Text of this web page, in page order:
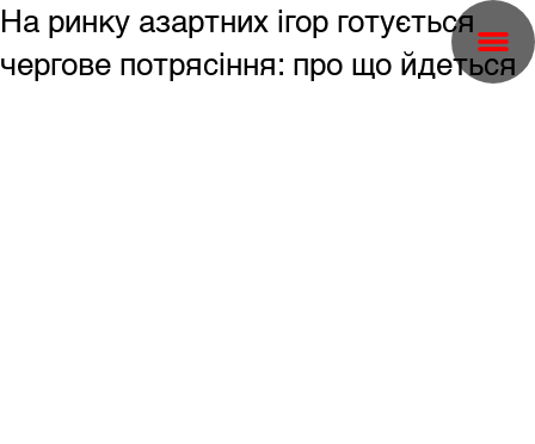
На ринку азартних ігор готується
чергове потрясіння: про що йдеться